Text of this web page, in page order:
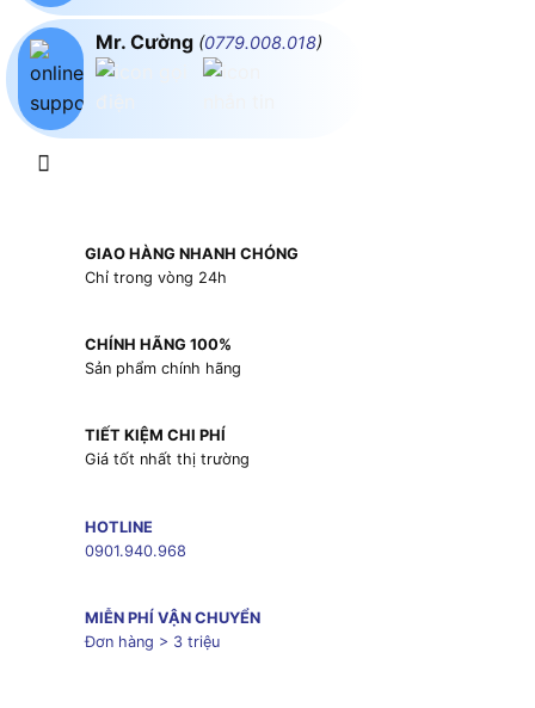
Mr. Cường (0779.008.018)
GIAO HÀNG NHANH CHÓNG
Chỉ trong vòng 24h
CHÍNH HÃNG 100%
Sản phẩm chính hãng
TIẾT KIỆM CHI PHÍ
Giá tốt nhất thị trường
HOTLINE
0901.940.968
MIỄN PHÍ VẬN CHUYỂN
Đơn hàng > 3 triệu